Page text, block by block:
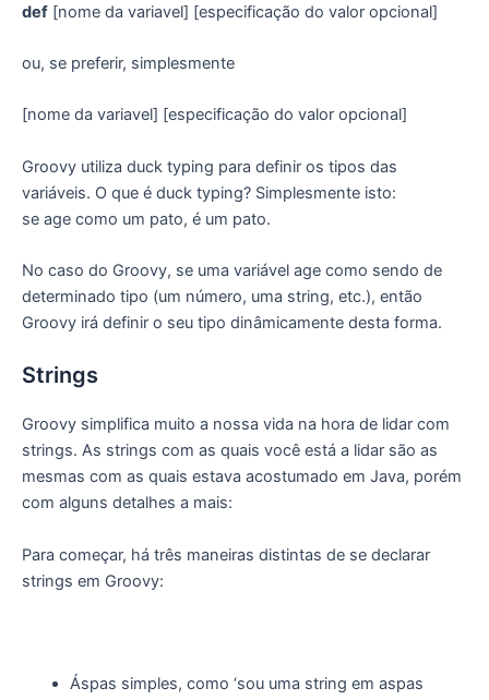
def [nome da variavel] [especificação do valor opcional]
ou, se preferir, simplesmente
[nome da variavel] [especificação do valor opcional]
Groovy utiliza duck typing para definir os tipos das
variáveis. O que é duck typing? Simplesmente isto:
se age como um pato, é um pato.
No caso do Groovy, se uma variável age como sendo de
determinado tipo (um número, uma string, etc.), então
Groovy irá definir o seu tipo dinâmicamente desta forma.
Strings
Groovy simplifica muito a nossa vida na hora de lidar com
strings. As strings com as quais você está a lidar são as
mesmas com as quais estava acostumado em Java, porém
com alguns detalhes a mais:
Para começar, há três maneiras distintas de se declarar
strings em Groovy:
Áspas simples, como ‘sou uma string em aspas